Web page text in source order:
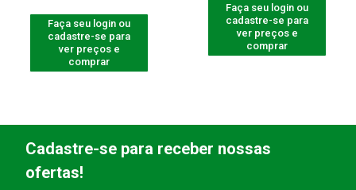
Faça seu login ou
cadastre-se para
ver preços e
comprar
Faça seu login ou
cadastre-se para
ver preços e
comprar
Cadastre-se para receber nossas
ofertas!